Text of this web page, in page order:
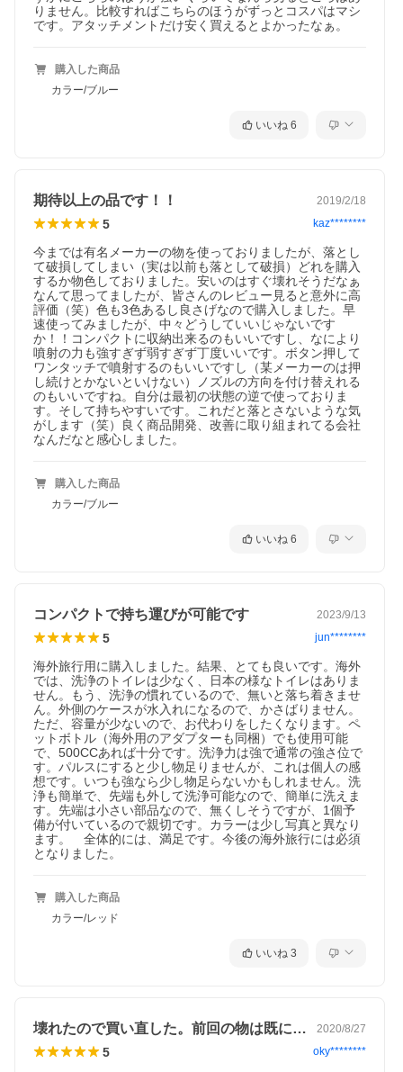
りません。比較すればこちらのほうがずっとコスパはマシ
です。アタッチメントだけ安く買えるとよかったなぁ。
購入した商品
カラー/ブルー
いいね 6
期待以上の品です！！ 2019/2/18
5 kaz********
今までは有名メーカーの物を使っておりましたが、落とし
て破損してしまい（実は以前も落として破損）どれを購入
するか物色しておりました。安いのはすぐ壊れそうだなぁ
なんて思ってましたが、皆さんのレビュー見ると意外に高
評価（笑）色も3色あるし良さげなので購入しました。早
速使ってみましたが、中々どうしていいじゃないです
か！！コンパクトに収納出来るのもいいですし、なにより
噴射の力も強すぎず弱すぎず丁度いいです。ボタン押して
ワンタッチで噴射するのもいいですし（某メーカーのは押
し続けとかないといけない）ノズルの方向を付け替えれる
のもいいですね。自分は最初の状態の逆で使っておりま
す。そして持ちやすいです。これだと落とさないような気
がします（笑）良く商品開発、改善に取り組まれてる会社
なんだなと感心しました。
購入した商品
カラー/ブルー
いいね 6
コンパクトで持ち運びが可能です 2023/9/13
5 jun********
海外旅行用に購入しました。結果、とても良いです。海外
では、洗浄のトイレは少なく、日本の様なトイレはありま
せん。もう、洗浄の慣れているので、無いと落ち着きませ
ん。外側のケースが水入れになるので、かさばりません。
ただ、容量が少ないので、お代わりをしたくなります。ペ
ットボトル（海外用のアダプターも同梱）でも使用可能
で、500CCあれば十分です。洗浄力は強で通常の強さ位で
す。パルスにすると少し物足りませんが、これは個人の感
想です。いつも強なら少し物足らないかもしれません。洗
浄も簡単で、先端も外して洗浄可能なので、簡単に洗えま
す。先端は小さい部品なので、無くしそうですが、1個予
備が付いているので親切です。カラーは少し写真と異なり
ます。　全体的には、満足です。今後の海外旅行には必須
となりました。
購入した商品
カラー/レッド
いいね 3
壊れたので買い直した。前回の物は既に取… 2020/8/27
5 oky********